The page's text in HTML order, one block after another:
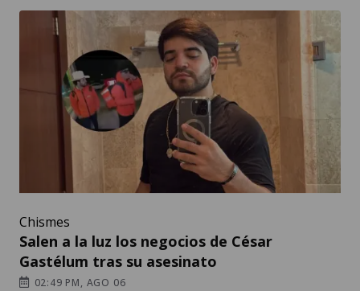
Chismes
Salen a la luz los negocios de César
Gastélum tras su asesinato
02:49 PM, AGO 06